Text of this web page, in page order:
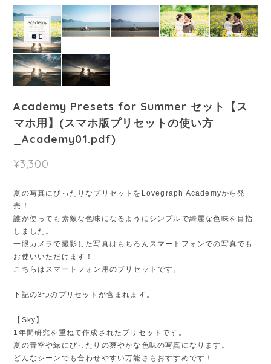
Academy Presets for Summer セット【ス
マホ用】(スマホ版プリセットの使い方
_Academy01.pdf)
¥3,300
夏の写真にぴったりなプリセットをLovegraph Academyから発
売！
誰が使っても素敵な色味になるようにシンプルで綺麗な色味を目指
しました。
一眼カメラで撮影した写真はもちろんスマートフォンでの写真でも
お使いいただけます！
こちらはスマートフォン用のプリセットです。
下記の3つのプリセットが含まれます。
【Sky】
1年間研究を重ねて作成されたプリセットです。
夏の青空や緑にぴったりの爽やかな色味の写真になります。
どんなシーンでも合わせやすい万能さもおすすめです！